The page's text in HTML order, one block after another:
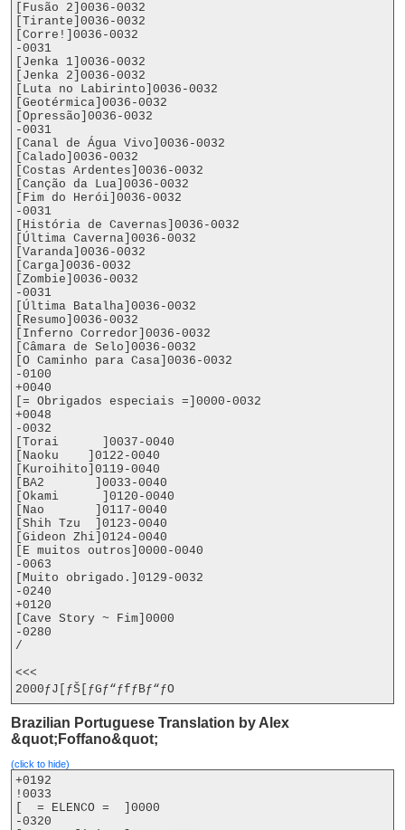
[Fusão 2]0036-0032
[Tirante]0036-0032
[Corre!]0036-0032
-0031
[Jenka 1]0036-0032
[Jenka 2]0036-0032
[Luta no Labirinto]0036-0032
[Geotérmica]0036-0032
[Opressão]0036-0032
-0031
[Canal de Água Vivo]0036-0032
[Calado]0036-0032
[Costas Ardentes]0036-0032
[Canção da Lua]0036-0032
[Fim do Herói]0036-0032
-0031
[História de Cavernas]0036-0032
[Última Caverna]0036-0032
[Varanda]0036-0032
[Carga]0036-0032
[Zombie]0036-0032
-0031
[Última Batalha]0036-0032
[Resumo]0036-0032
[Inferno Corredor]0036-0032
[Câmara de Selo]0036-0032
[O Caminho para Casa]0036-0032
-0100
+0040
[= Obrigados especiais =]0000-0032
+0048
-0032
[Torai      ]0037-0040
[Naoku    ]0122-0040
[Kuroihito]0119-0040
[BA2       ]0033-0040
[Okami      ]0120-0040
[Nao       ]0117-0040
[Shih Tzu  ]0123-0040
[Gideon Zhi]0124-0040
[E muitos outros]0000-0040
-0063
[Muito obrigado.]0129-0032
-0240
+0120
[Cave Story ~ Fim]0000
-0280
/
<<<
2000ƒJ[ƒŠ[ƒGƒ“ƒfƒBƒ“ƒO
Brazilian Portuguese Translation by Alex
&quot;Foffano&quot;
(click to hide)
+0192
!0033
[  = ELENCO =  ]0000
-0320